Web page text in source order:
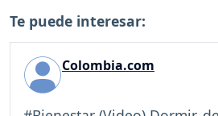
Te puede interesar:
Colombia.com